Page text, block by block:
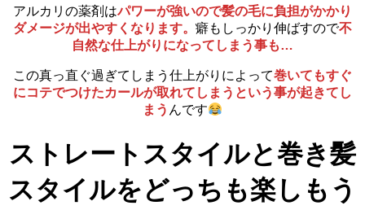
アルカリの薬剤はパワーが強いので髪の毛に負担がかかり
ダメージが出やすくなります。 癖もしっかり伸ばすので不
自然な仕上がりになってしまう事も…
この真っ直ぐ過ぎてしまう仕上がりによって巻いてもすぐ
にコテでつけたカールが取れてしまうという事が起きてし
まう んです
ストレートスタイルと巻き髪
スタイルをどっちも楽しもう